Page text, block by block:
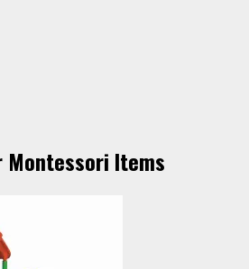
Montessori Items